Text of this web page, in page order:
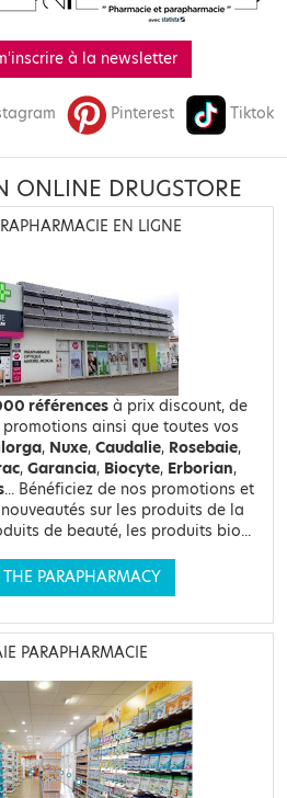
à la newsletter
Pinterest Tiktok
ONLINE DRUGSTORE
EN LIGNE
références à prix discount, de
ainsi que toutes vos
, Nuxe, Caudalie, Rosebaie,
, Garancia, Biocyte, Erborian,
... Bénéficiez de nos promotions et
sur les produits de la
de beauté, les produits bio...
PARAPHARMACY
PARAPHARMACIE